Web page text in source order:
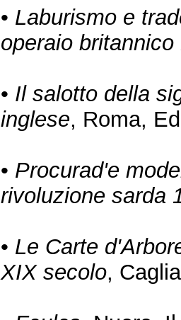
• Laburismo e
operaio britannico
• Il salotto della
inglese, Roma,
• Procurad'e
rivoluzione sarda
• Le Carte
XIX secolo,